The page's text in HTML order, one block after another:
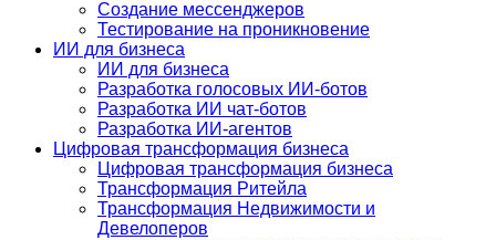
Создание мессенджеров
Тестирование на проникновение
ИИ для бизнеса
ИИ для бизнеса
Разработка голосовых ИИ-ботов
Разработка ИИ чат-ботов
Разработка ИИ-агентов
Цифровая трансформация бизнеса
Цифровая трансформация бизнеса
Трансформация Ритейла
Трансформация Недвижимости и
Девелоперов